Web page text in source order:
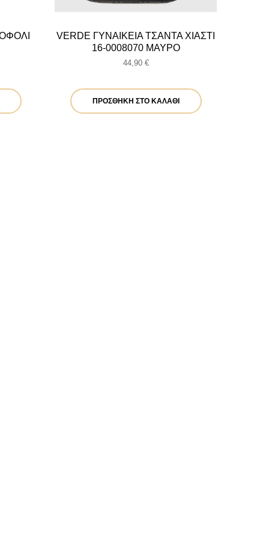
€.
VERDE ΓΥΝΑΙΚΕΙΑ ΤΣΑΝΤΑ ΧΙΑΣΤΙ
16-0008070 ΜΑΥΡΟ
44,90 €
ΠΡΟΣΘΉΚΗ ΣΤΟ ΚΑΛΆΘΙ